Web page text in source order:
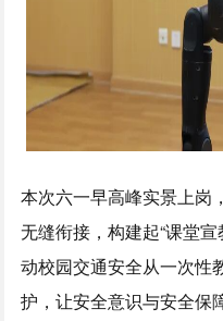
本次六一早高峰实景上岗
无缝衔接，构建起“课堂
动校园交通安全从一次性
护，让安全意识与安全保